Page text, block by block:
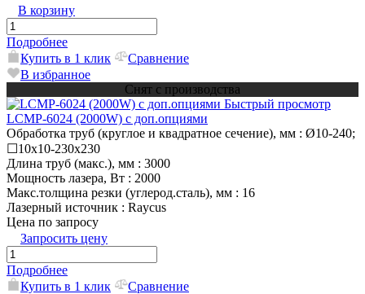
В корзину
Подробнее
Купить в 1 клик
Сравнение
В избранное
Снят с производства
Быстрый просмотр
LCMP-6024 (2000W) с доп.опциями
Обработка труб (круглое и квадратное сечение), мм : Ø10-240;
☐10х10-230х230
Длина труб (макс.), мм : 3000
Мощность лазера, Вт : 2000
Макс.толщина резки (углерод.сталь), мм : 16
Лазерный источник : Raycus
Цена по запросу
Запросить цену
Подробнее
Купить в 1 клик
Сравнение